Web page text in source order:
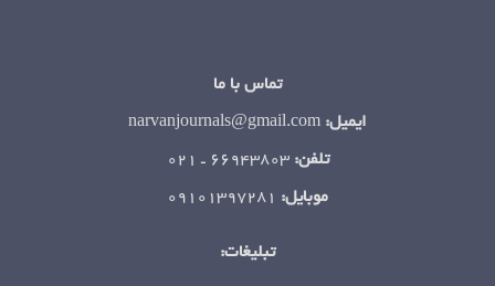
تماس با ما
ایمیل:
تلفن:66943803 ـ ۰۲۱
موبایل: ۰۹۱۰۱۳۹۷۲۸۱
تبلیغات: